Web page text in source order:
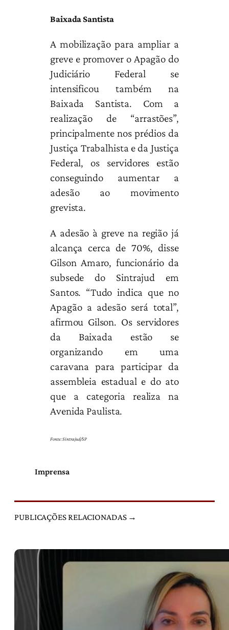
Baixada Santista
A mobilização para ampliar a
greve e promover o Apagão do
Judiciário Federal se
intensificou também na
Baixada Santista. Com a
realização de “arrastões”,
principalmente nos prédios da
Justiça Trabalhista e da Justiça
Federal, os servidores estão
conseguindo aumentar a
adesão ao movimento
grevista.
A adesão à greve na região já
alcança cerca de 70%, disse
Gilson Amaro, funcionário da
subsede do Sintrajud em
Santos. “Tudo indica que no
Apagão a adesão será total”,
afirmou Gilson. Os servidores
da Baixada estão se
organizando em uma
caravana para participar da
assembleia estadual e do ato
que a categoria realiza na
Avenida Paulista.
Fonte: Sintrajud/SP
Imprensa
PUBLICAÇÕES RELACIONADAS →